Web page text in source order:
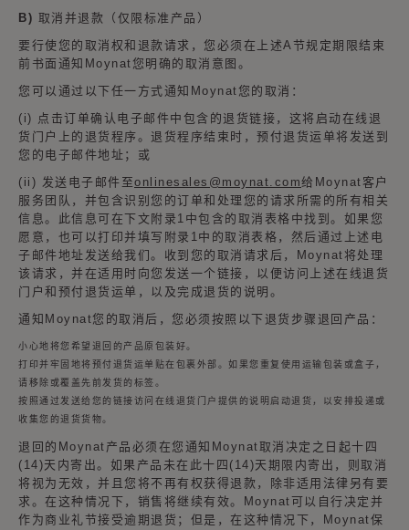
B) 取消并退款（仅限标准产品）
要行使您的取消权和退款请求，您必须在上述A节规定期限结束
前书面通知Moynat您明确的取消意图。
您可以通过以下任一方式通知Moynat您的取消：
(i) 点击订单确认电子邮件中包含的退货链接，这将启动在线退
货门户上的退货程序。退货程序结束时，预付退货运单将发送到
您的电子邮件地址；或
(ii) 发送电子邮件至onlinesales@moynat.com给Moynat客户
服务团队，并包含识别您的订单和处理您的请求所需的所有相关
信息。此信息可在下文附录1中包含的取消表格中找到。如果您
愿意，也可以打印并填写附录1中的取消表格，然后通过上述电
子邮件地址发送给我们。收到您的取消请求后，Moynat将处理
该请求，并在适用时向您发送一个链接，以便访问上述在线退货
门户和预付退货运单，以及完成退货的说明。
通知Moynat您的取消后，您必须按照以下退货步骤退回产品：
小心地将您希望退回的产品原包装好。
打印并牢固地将预付退货运单贴在包裹外部。如果您重复使用运输包装或盒子，
请移除或覆盖先前发货的标签。
按照通过发送给您的链接访问在线退货门户提供的说明启动退货，以安排投递或
收集您的退货货物。
退回的Moynat产品必须在您通知Moynat取消决定之日起十四
(14)天内寄出。如果产品未在此十四(14)天期限内寄出，则取消
将视为无效，并且您将不再有权获得退款，除非适用法律另有要
求。在这种情况下，销售将继续有效。Moynat可以自行决定并
作为商业礼节接受逾期退货；但是，在这种情况下，Moynat保